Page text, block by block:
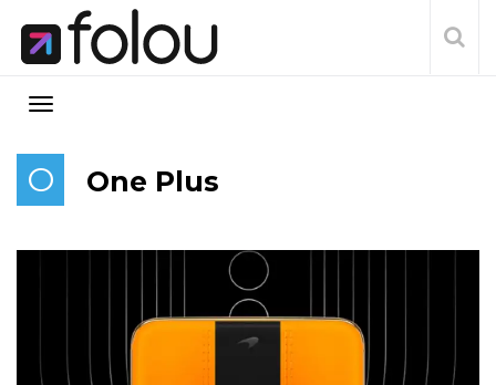
O One Plus